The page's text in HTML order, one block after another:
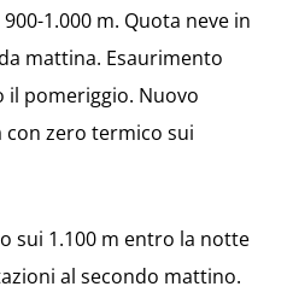
1.000 m. Quota neve in
mattina. Esaurimento
pomeriggio. Nuovo
zero termico sui
sui 1.100 m entro la notte
al secondo mattino.